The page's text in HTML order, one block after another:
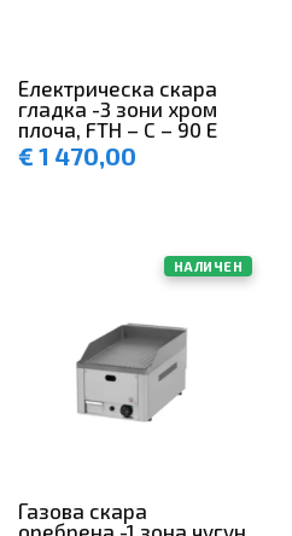
Електрическа скара
гладка -3 зони хром
плоча, FTH – C – 90 E
€ 1 470,00
НАЛИЧЕН
Газова скара
оребрена -1 зона чугун